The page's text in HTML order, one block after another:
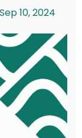
Sep 10, 2024